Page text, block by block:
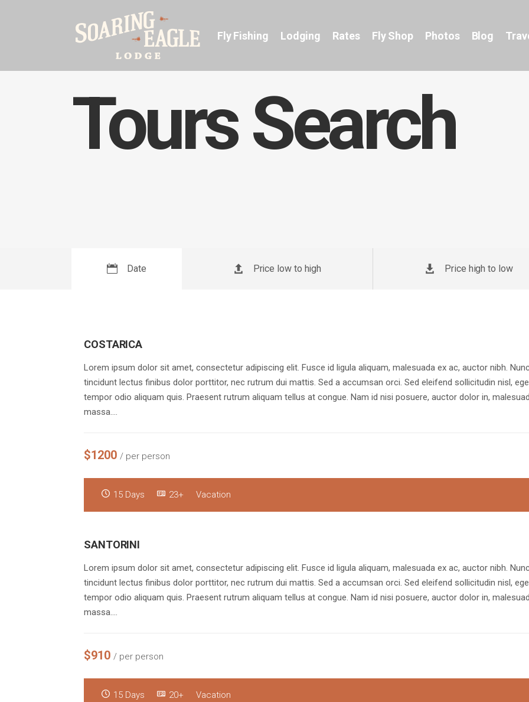
Fly Fishing Lodging Rates Fly Shop Photos Blog
Tours Search
Date Price low to high Price high to low
COSTARICA
Lorem ipsum dolor sit amet, consectetur adipiscing elit. Fusce id ligula aliquam, malesuada ex ac, auctor nibh.
tincidunt lectus finibus dolor porttitor, nec rutrum dui mattis. Sed a accumsan orci. Sed eleifend sollicitudin nisl,
tempor odio aliquam quis. Praesent rutrum aliquam tellus at congue. Nam id nisi posuere, auctor dolor in,
massa.…
$1200 / per person
15 Days 23+ Vacation
SANTORINI
Lorem ipsum dolor sit amet, consectetur adipiscing elit. Fusce id ligula aliquam, malesuada ex ac, auctor nibh.
tincidunt lectus finibus dolor porttitor, nec rutrum dui mattis. Sed a accumsan orci. Sed eleifend sollicitudin nisl,
tempor odio aliquam quis. Praesent rutrum aliquam tellus at congue. Nam id nisi posuere, auctor dolor in,
massa.…
$910 / per person
15 Days 20+ Vacation